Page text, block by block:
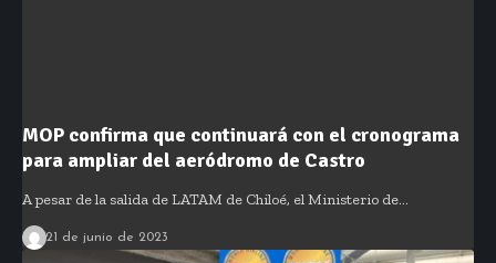
MOP confirma que continuará con el cronograma
para ampliar del aeródromo de Castro
A pesar de la salida de LATAM de Chiloé, el Ministerio de…
21 de junio de 2023